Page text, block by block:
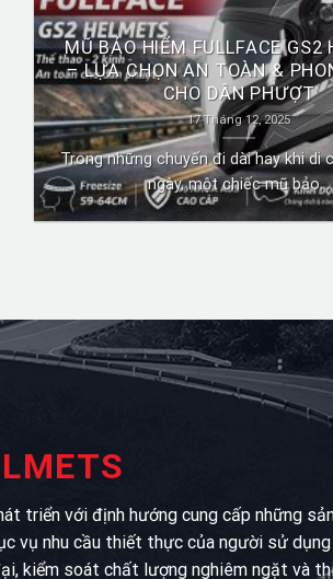
MŨ BẢO HIỂM FULLFACE GS2
– LỰA CHỌN AN TOÀN &
CHO DÂN PHƯỢT
17 Tháng 12, 2025
Trong những chuyến đi dài hay khi di
ngày, một chiếc mũ bảo...
triển với định hướng cung cấp những
vụ nhu cầu thiết thực của người sử
kiểm soát chất lượng nghiêm ngặt và